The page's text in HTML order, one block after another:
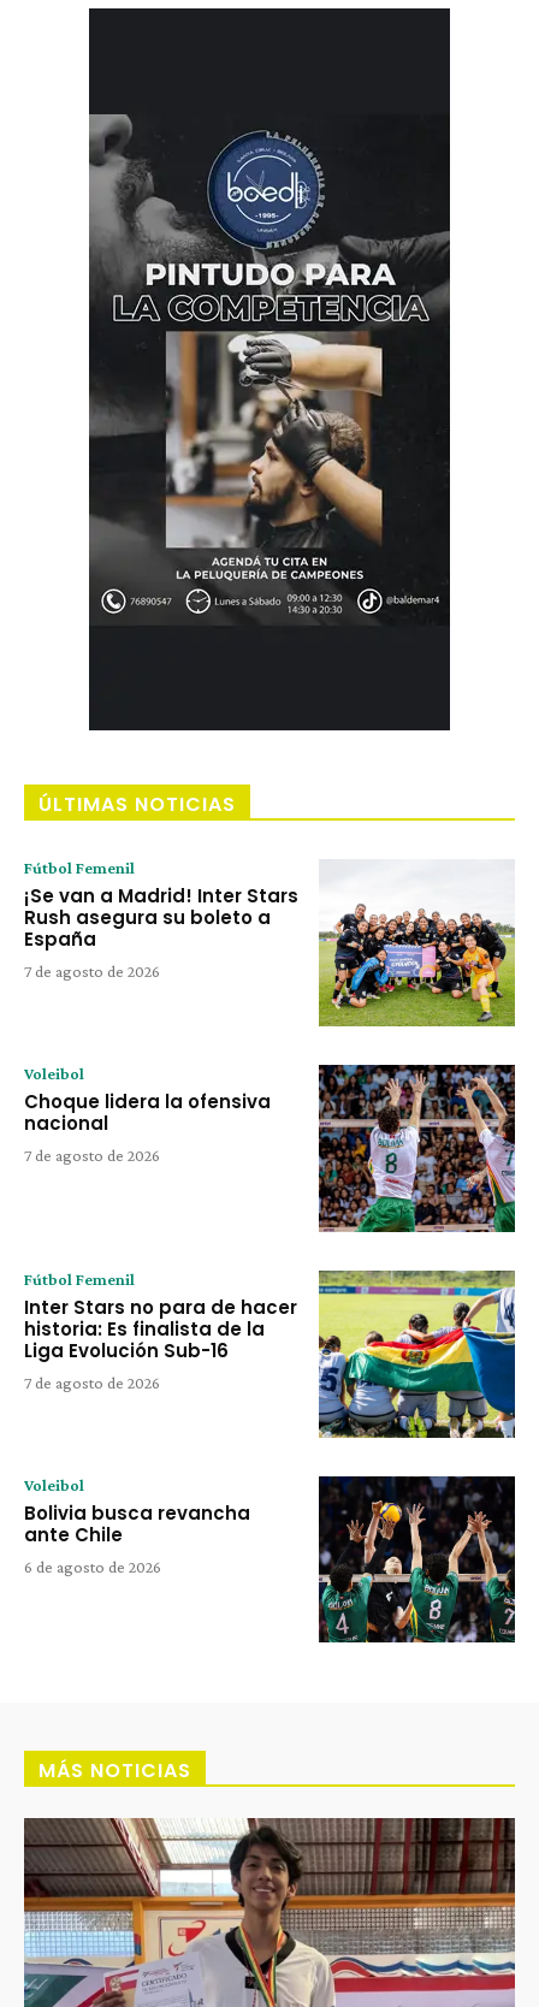
ÚLTIMAS NOTICIAS
Fútbol Femenil
¡Se van a Madrid! Inter Stars
Rush asegura su boleto a
España
7 de agosto de 2026
Voleibol
Choque lidera la ofensiva
nacional
7 de agosto de 2026
Fútbol Femenil
Inter Stars no para de hacer
historia: Es finalista de la
Liga Evolución Sub-16
7 de agosto de 2026
Voleibol
Bolivia busca revancha
ante Chile
6 de agosto de 2026
MÁS NOTICIAS